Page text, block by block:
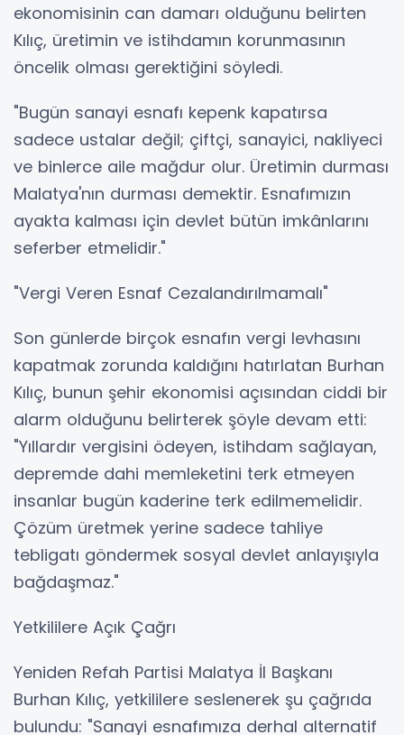
ekonomisinin can damarı olduğunu belirten
Kılıç, üretimin ve istihdamın korunmasının
öncelik olması gerektiğini söyledi.
"Bugün sanayi esnafı kepenk kapatırsa
sadece ustalar değil; çiftçi, sanayici, nakliyeci
ve binlerce aile mağdur olur. Üretimin durması
Malatya'nın durması demektir. Esnafımızın
ayakta kalması için devlet bütün imkânlarını
seferber etmelidir."
"Vergi Veren Esnaf Cezalandırılmamalı"
Son günlerde birçok esnafın vergi levhasını
kapatmak zorunda kaldığını hatırlatan Burhan
Kılıç, bunun şehir ekonomisi açısından ciddi bir
alarm olduğunu belirterek şöyle devam etti:
"Yıllardır vergisini ödeyen, istihdam sağlayan,
depremde dahi memleketini terk etmeyen
insanlar bugün kaderine terk edilmemelidir.
Çözüm üretmek yerine sadece tahliye
tebligatı göndermek sosyal devlet anlayışıyla
bağdaşmaz."
Yetkililere Açık Çağrı
Yeniden Refah Partisi Malatya İl Başkanı
Burhan Kılıç, yetkililere seslenerek şu çağrıda
bulundu: "Sanayi esnafımıza derhal alternatif